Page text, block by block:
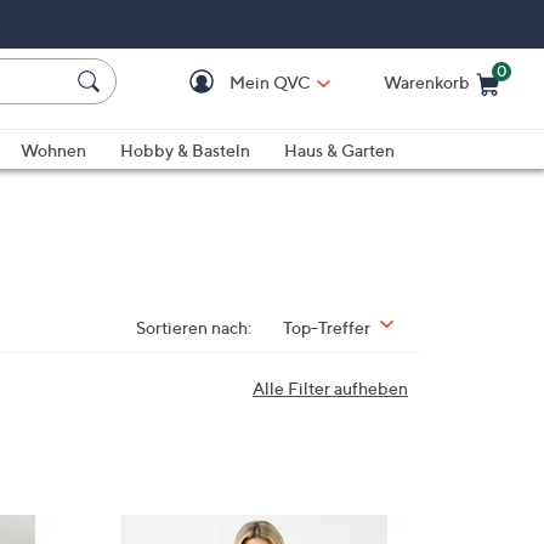
Mein QVC Warenkorb
0
Wohnen Hobby & Basteln
Haus & Garten
Sortieren nach: Top-Treffer
Alle Filter aufheben